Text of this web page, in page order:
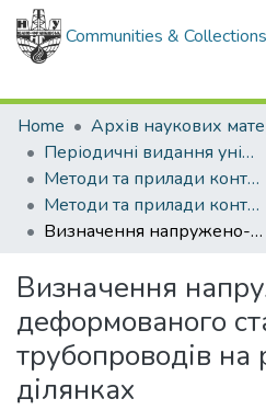
Communities & Collections
Home
Періодичні видання університету
Методи та прилади контролю якості
Методи та прилади контролю якості - 2008 - №21
Визначення напружено-деформованого стану трубопроводів на ремонтних ділянках
Визначення
деформованого
трубопроводів на
ділянках